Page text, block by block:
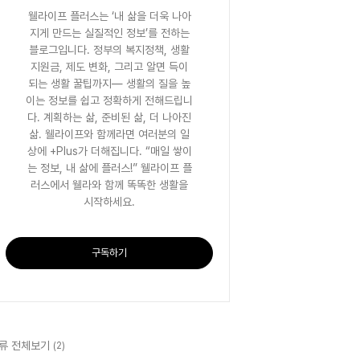
웰라이프 플러스는 ‘내 삶을 더욱 나아
지게 만드는 실질적인 정보’를 전하는
블로그입니다. 정부의 복지정책, 생활
지원금, 제도 변화, 그리고 알면 득이
되는 생활 꿀팁까지— 생활의 질을 높
이는 정보를 쉽고 정확하게 전해드립니
다. 계획하는 삶, 준비된 삶, 더 나아진
삶. 웰라이프와 함께라면 여러분의 일
상에 +Plus가 더해집니다. “매일 쌓이
는 정보, 내 삶에 플러스!” 웰라이프 플
러스에서 웰라와 함께 똑똑한 생활을
시작하세요.
구독하기
전체보기 (2)